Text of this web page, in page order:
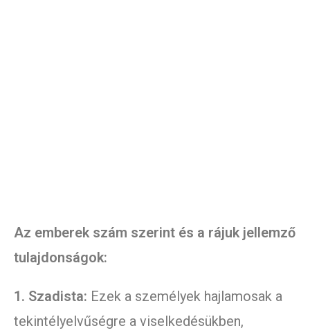
Az emberek szám szerint és a rájuk jellemző
tulajdonságok:
1. Szadista: Ezek a személyek hajlamosak a
tekintélyelvűségre a viselkedésükben,